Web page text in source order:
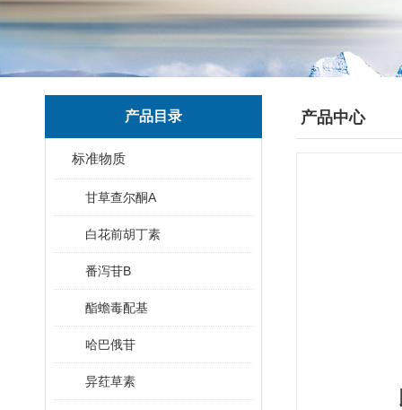
产品目录
标准物质
甘草查尔酮A
白花前胡丁素
番泻苷B
酯蟾毒配基
哈巴俄苷
异荭草素
产品中心